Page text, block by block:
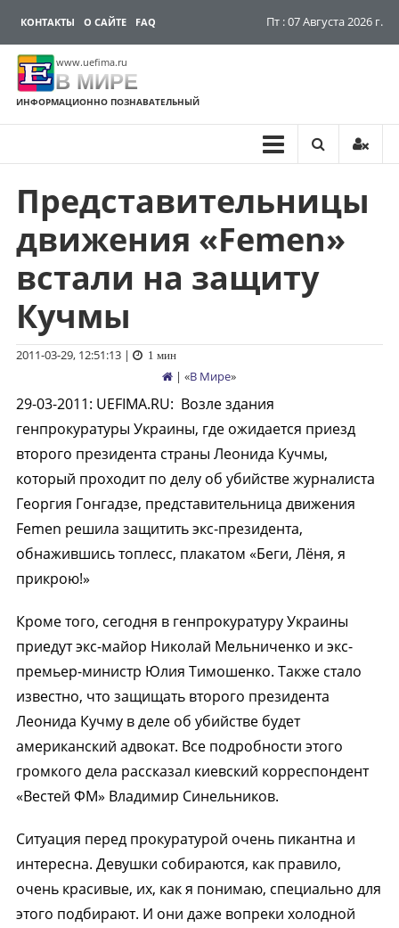
КОНТАКТЫ О САЙТЕ FAQ Пт : 07 Августа 2026 г.
www.uefima.ru
В МИРЕ
ИНФОРМАЦИОННО ПОЗНАВАТЕЛЬНЫЙ
Перейти
содержимому
Представительницы
движения «Femen»
встали на защиту
Кучмы
2011-03-29, 12:51:13| 1 мин
| «В Мире»
29-03-2011: UEFIMA.RU: Возле здания
генпрокуратуры Украины, где ожидается приезд
второго президента страны Леонида Кучмы,
который проходит по делу об убийстве журналиста
Георгия Гонгадзе, представительница движения
Femen решила защитить экс-президента,
обнажившись топлесс, плакатом «Беги, Лёня, я
прикрою!»
Кроме того, сегодня в генпрокуратуру Украины
приедут экс-майор Николай Мельниченко и экс-
премьер-министр Юлия Тимошенко. Также стало
известно, что защищать второго президента
Леонида Кучму в деле об убийстве будет
американский адвокат. Все подробности этого
громкого дела рассказал киевский корреспондент
«Вестей ФМ» Владимир Синельников.
Ситуация перед прокуратурой очень пикантна и
интересна. Девушки собираются, как правило,
очень красивые, их, как я понимаю, специально для
этого подбирают. И они даже вопреки холодной